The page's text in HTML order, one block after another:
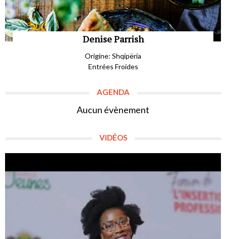
Denise Parrish
Origine: Shqipëria
Entrées Froides
AGENDA
Aucun évènement
VIDÉOS